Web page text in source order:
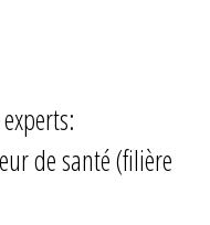
de santé (filière